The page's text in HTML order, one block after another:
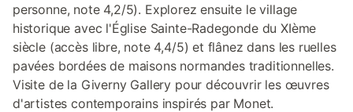
personne, note 4,2/5). Explorez ensuite le village
historique avec l'Église Sainte-Radegonde du XIème
siècle (accès libre, note 4,4/5) et flânez dans les ruelles
pavées bordées de maisons normandes traditionnelles.
Visite de la Giverny Gallery pour découvrir les œuvres
d'artistes contemporains inspirés par Monet.